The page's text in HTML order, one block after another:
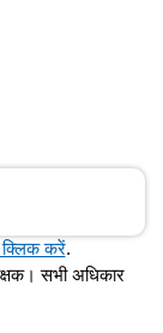
क्लिक करें.
सभी अधिकार